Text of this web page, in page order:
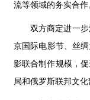
流等领域的务实合作
双方商定进一
京国际电影节、丝
影联合制作规模，
局和俄罗斯联邦文